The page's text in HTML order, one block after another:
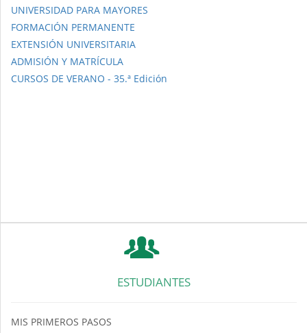
UNIVERSIDAD PARA MAYORES
FORMACIÓN PERMANENTE
EXTENSIÓN UNIVERSITARIA
ADMISIÓN Y MATRÍCULA
CURSOS DE VERANO - 35.ª Edición
ESTUDIANTES
MIS PRIMEROS PASOS